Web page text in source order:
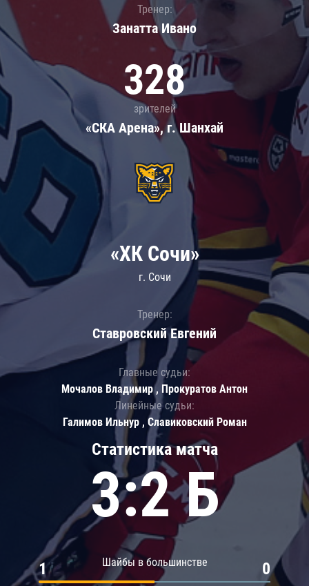
Тренер:
Занатта Иванo
328
зрителей
«СКА Арена», г. Шанхай
Статистика матча
3:2 Б
Шайбы в большинстве
1 0
«ХК Сочи»
г. Сочи
Тренер:
Ставровский Евгений
Главные судьи:
Мочалов Владимир , Прокуратов Антон
Линейные судьи:
Галимов Ильнур , Славиковский Роман